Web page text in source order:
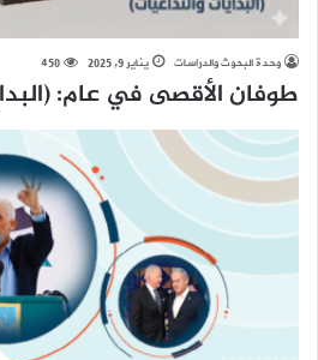
وحدة البحوث والدراسات يناير 9, 2025 450
طوفان الأقصى في عام: